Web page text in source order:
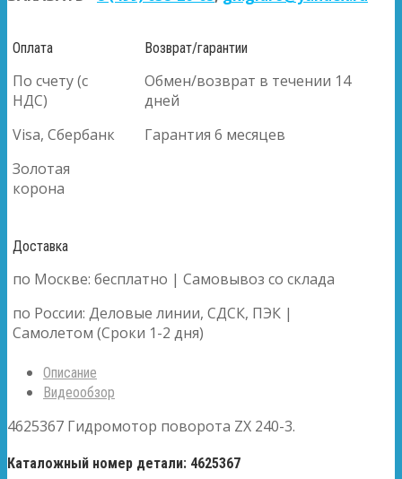
Оплата
По счету (с
НДС)
Visa, Сбербанк
Золотая
корона
Возврат/гарантии
Обмен/возврат в течении 14
дней
Гарантия 6 месяцев
Доставка
по Москве: бесплатно | Самовывоз со склада
по России: Деловые линии, СДСК, ПЭК |
Самолетом (Сроки 1-2 дня)
Описание
Видеообзор
4625367 Гидромотор поворота ZX 240-3.
Каталожный номер детали: 4625367